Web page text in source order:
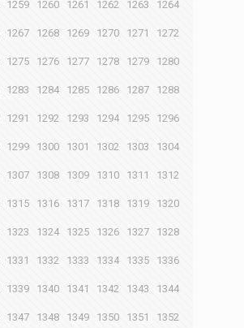
1259 1260 1261 1262 1263 1264
1267 1268 1269 1270 1271 1272
1275 1276 1277 1278 1279 1280
1283 1284 1285 1286 1287 1288
1291 1292 1293 1294 1295 1296
1299 1300 1301 1302 1303 1304
1307 1308 1309 1310 1311 1312
1315 1316 1317 1318 1319 1320
1323 1324 1325 1326 1327 1328
1331 1332 1333 1334 1335 1336
1339 1340 1341 1342 1343 1344
1347 1348 1349 1350 1351 1352